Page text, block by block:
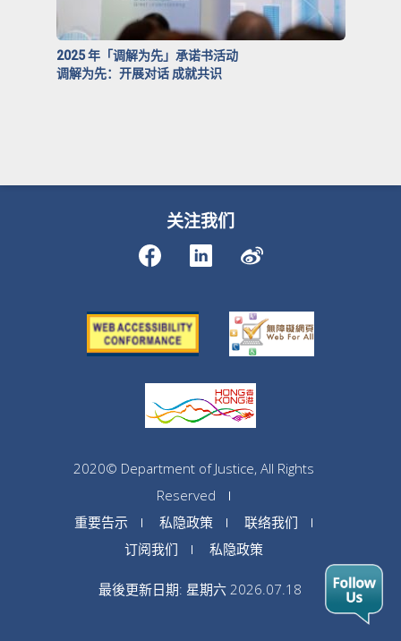
2025 年「调解为先」承诺书活动
调解为先：开展对话 成就共识
关注我们
2020© Department of Justice, All Rights
Reserved
重要告示
私隐政策
联络我们
订阅我们
私隐政策
最後更新日期: 星期六 2026.07.18